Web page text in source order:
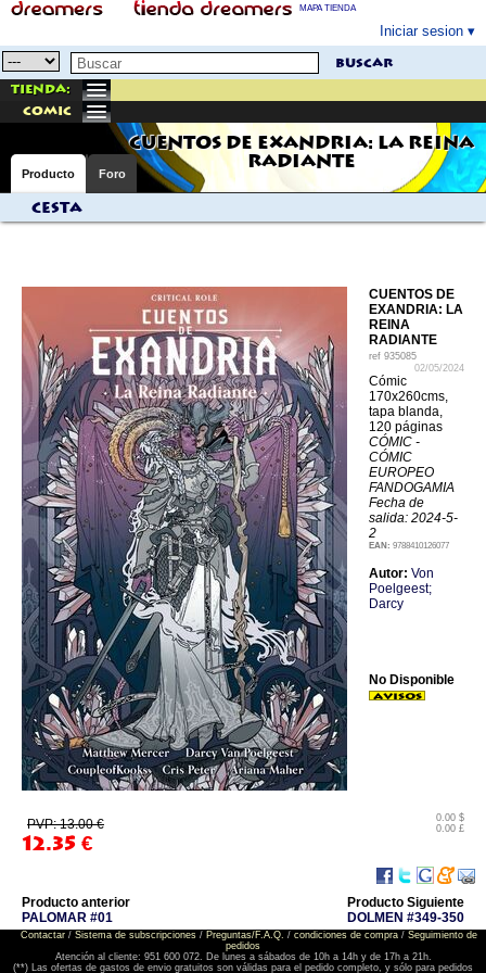
MAPA TIENDA
Iniciar sesion
buscar
Tienda:
comic
CUENTOS DE EXANDRIA: LA REINA
RADIANTE
Producto Foro
Cesta
CUENTOS DE
EXANDRIA: LA
REINA
RADIANTE
ref 935085
02/05/2024
Cómic
170x260cms,
tapa blanda,
120 páginas
CÓMIC -
CÓMIC
EUROPEO
FANDOGAMIA
Fecha de
salida: 2024-5-
2
EAN: 9788410126077
Autor: Von
Poelgeest;
Darcy
PVP: 13.00 €
12.35 €
0.00 $
0.00 £
No Disponible
Producto anterior
PALOMAR #01
Producto Siguiente
DOLMEN #349-350
Contactar/ Sistema de subscripciones/ Preguntas/F.A.Q. / condiciones de compra/ Seguimiento de
pedidos
Atención al cliente: 951 600 072. De lunes a sábados de 10h a 14h y de 17h a 21h.
(**) Las ofertas de gastos de envio gratuitos son válidas para el pedido completo, y sólo para pedidos